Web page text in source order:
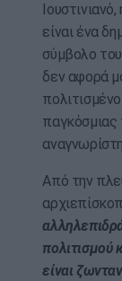
είναι ένα
σύμβολο
δεν αφορά
παγκόσμιας
Από την
πολιτισμού
είναι